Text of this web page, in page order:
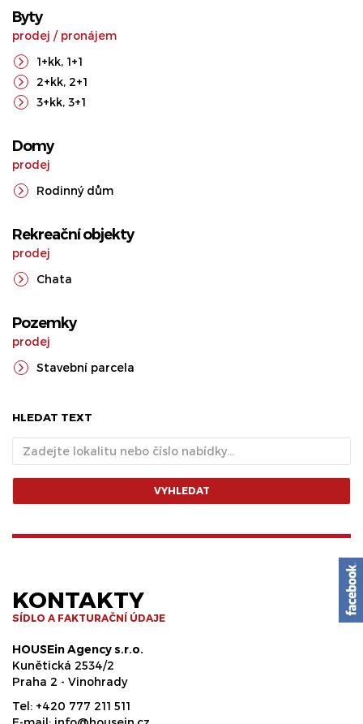
Byty
prodej / pronájem
1+kk, 1+1
2+kk, 2+1
3+kk, 3+1
Domy
prodej
Rodinný dům
Rekreační objekty
prodej
Chata
Pozemky
prodej
Stavební parcela
HLEDAT TEXT
VYHLEDAT
KONTAKTY
SÍDLO A FAKTURAČNÍ ÚDAJE
HOUSEin Agency s.r.o.
Kunětická 2534/2
Praha 2 - Vinohrady
Tel: +420 777 211 511